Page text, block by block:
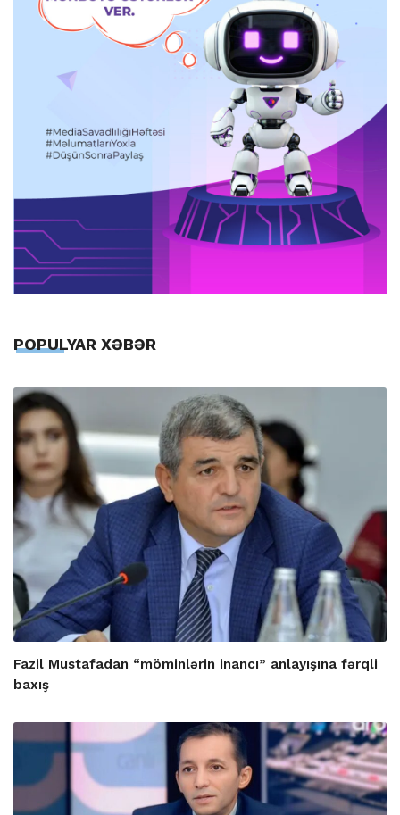
POPULYAR XƏBƏR
Fazil Mustafadan “möminlərin inancı” anlayışına fərqli
baxış